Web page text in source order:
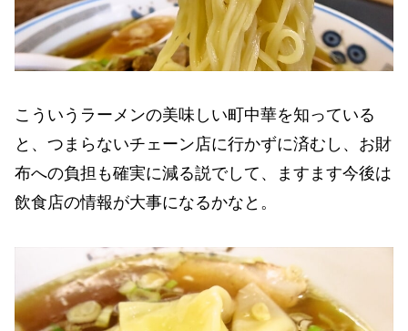
こういうラーメンの美味しい町中華を知っている
と、つまらないチェーン店に行かずに済むし、お財
布への負担も確実に減る説でして、ますます今後は
飲食店の情報が大事になるかなと。